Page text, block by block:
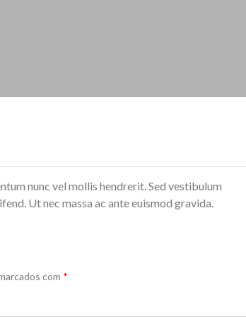
nunc vel mollis hendrerit. Sed vestibulum
Ut nec massa ac ante euismod gravida.
com *